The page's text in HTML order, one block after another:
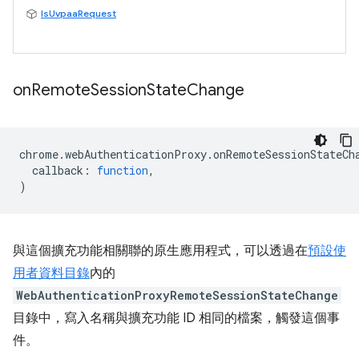
IsUvpaaRequest
onRemoteSessionStateChange
chrome.webAuthenticationProxy.
callback : function,
)
與這個擴充功能相關聯的原生應用程式，可以透過在預設使
用者資料目錄內的
WebAuthenticationProxyRemoteSessionStateChange
目錄中，寫入名稱與擴充功能 ID 相同的檔案，觸發這個事
件。